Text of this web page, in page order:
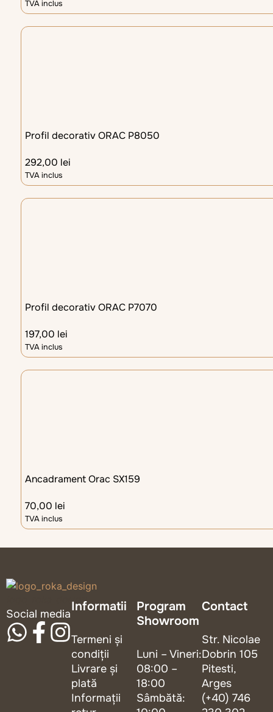
TVA inclus
Profil decorativ ORAC P8050
292,00 lei
TVA inclus
Profil decorativ ORAC P7070
197,00 lei
TVA inclus
Ancadrament Orac SX159
70,00 lei
TVA inclus
logo_roka_design
Social media
Informatii
Termeni și
condiții
Livrare și
plată
Informații
Program
Showroom
Luni – Vineri:
08:00 –
18:00
Sâmbătă:
Contact
Str. Nicolae
Dobrin 105
Pitesti,
Arges
(+40) 746